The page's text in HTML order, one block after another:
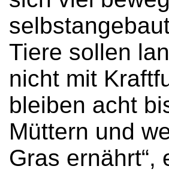
Tiere sollen
nicht mit
bleiben acht
Müttern und
Gras ernährt“,